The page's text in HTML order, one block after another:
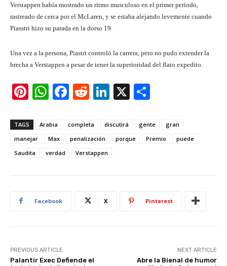
Verstappen había mostrado un ritmo musculoso en el primer período,
rastreado de cerca por el McLaren, y se estaba alejando levemente cuando
Piasstri hizo su parada en la dorso 19.
Una vez a la persona, Piastri controló la carrera, pero no pudo extender la
brecha a Verstappen a pesar de tener la superioridad del flato expedito.
Pi
er
e
st
W
at
s
A
F
c
e
b
R
d
di
t
Li
k
e
X
ar
e
TAGS Arabia completa discutirá gente
gran
manejar
Max penalización porque Premio
puede
Saudita
verdad Verstappen
Facebook X Pinterest
PREVIOUS ARTICLE
Palantir Exec Defiende el
NEXT ARTICLE
Abre la Bienal de humor